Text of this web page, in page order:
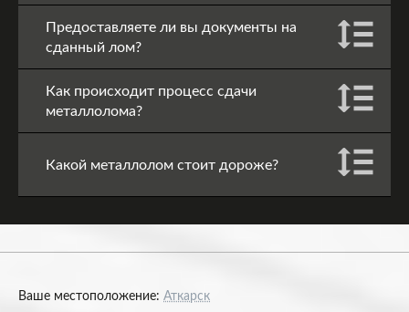
Предоставляете ли вы документы на
сданный лом?
Как происходит процесс сдачи
металлолома?
Какой металлолом стоит дороже?
Ваше местоположение: Аткарск